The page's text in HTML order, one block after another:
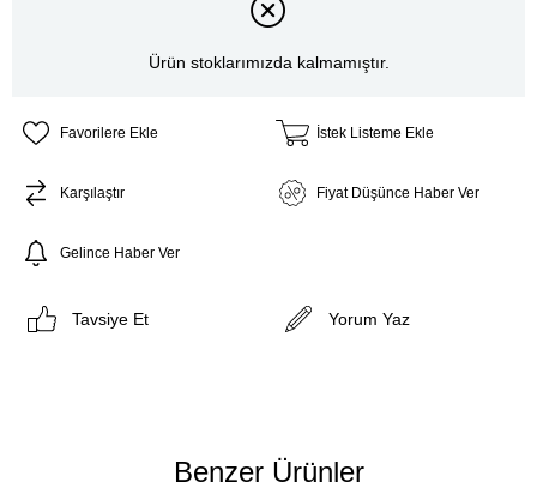
Ürün stoklarımızda kalmamıştır.
Favorilere Ekle İstek Listeme Ekle
Karşılaştır Fiyat Düşünce Haber Ver
Gelince Haber Ver
Tavsiye Et Yorum Yaz
Benzer Ürünler